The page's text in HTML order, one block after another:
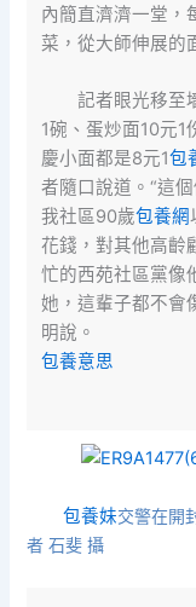
內簡直濟濟一堂，
菜，從大師伸展的
記者眼光移至
1碗、蛋炒面10元1
慶小面都是8元1包
者隨口說道。“這
我社區90歲包養網
花錢，對其他高齡
忙的西苑社區黨像
她，這輩子都不會
明說。
包養意思
包養妹交警在開
者 石斐 攝